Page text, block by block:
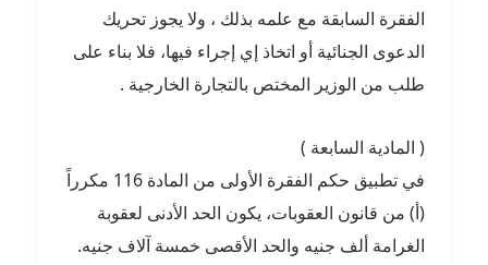
الفقرة السابقة مع علمه بذلك ، ولا يجوز تحريك
الدعوى الجنائية أو اتخاذ إي إجراء فيها، فلا بناء على
طلب من الوزير المختص بالتجارة الخارجية .
( المادية السابعة )
في تطبيق حكم الفقرة الأولى من المادة 116 مكرراً
(أ) من قانون العقوبات، يكون الحد الأدنى لعقوبة
الغرامة ألف جنيه والحد الأقصى خمسة آلاف جنيه.